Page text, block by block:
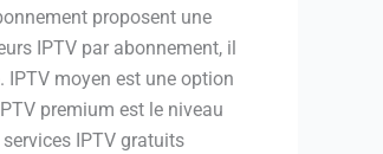
proposent une
IPTV par abonnement, il
moyen est une option
premium est le niveau
IPTV gratuits